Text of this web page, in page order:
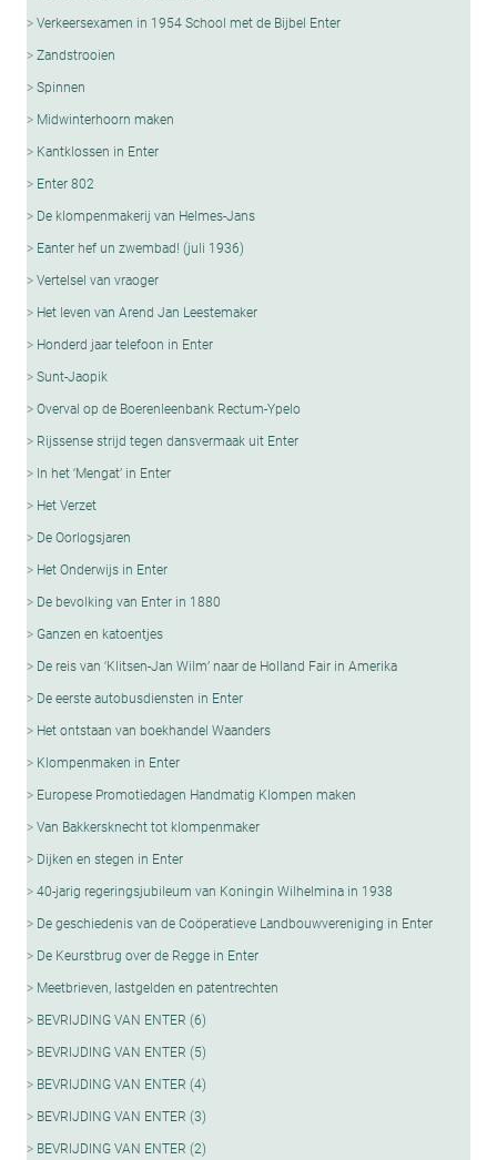
Verkeersexamen in 1954 School met de Bijbel Enter
Zandstrooien
Spinnen
Midwinterhoorn maken
Kantklossen in Enter
Enter 802
De klompenmakerij van Helmes-Jans
Eanter hef un zwembad! (juli 1936)
Vertelsel van vraoger
Het leven van Arend Jan Leestemaker
Honderd jaar telefoon in Enter
Sunt-Jaopik
Overval op de Boerenleenbank Rectum-Ypelo
Rijssense strijd tegen dansvermaak uit Enter
In het ‘Mengat’ in Enter
Het Verzet
De Oorlogsjaren
Het Onderwijs in Enter
De bevolking van Enter in 1880
Ganzen en katoentjes
De reis van ‘Klitsen-Jan Wilm’ naar de Holland Fair in Amerika
De eerste autobusdiensten in Enter
Het ontstaan van boekhandel Waanders
Klompenmaken in Enter
Europese Promotiedagen Handmatig Klompen maken
Van Bakkersknecht tot klompenmaker
Dijken en stegen in Enter
40-jarig regeringsjubileum van Koningin Wilhelmina in 1938
De geschiedenis van de Coöperatieve Landbouwvereniging in Enter
De Keurstbrug over de Regge in Enter
Meetbrieven, lastgelden en patentrechten
BEVRIJDING VAN ENTER (6)
BEVRIJDING VAN ENTER (5)
BEVRIJDING VAN ENTER (4)
BEVRIJDING VAN ENTER (3)
BEVRIJDING VAN ENTER (2)